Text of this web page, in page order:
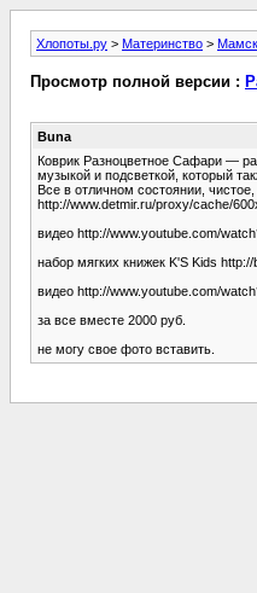
Хлопоты.ру > Материнство >
Просмотр полной версии :
Buna
Коврик Разноцветное Сафари —
музыкой и подсветкой, который
Все в отличном состоянии,
http://www.detmir.ru/proxy/cache/
видео http://www.youtube.com/
набор мягких книжек K'S Kids
видео http://www.youtube.com/
за все вместе 2000 руб.
не могу свое фото вставить.